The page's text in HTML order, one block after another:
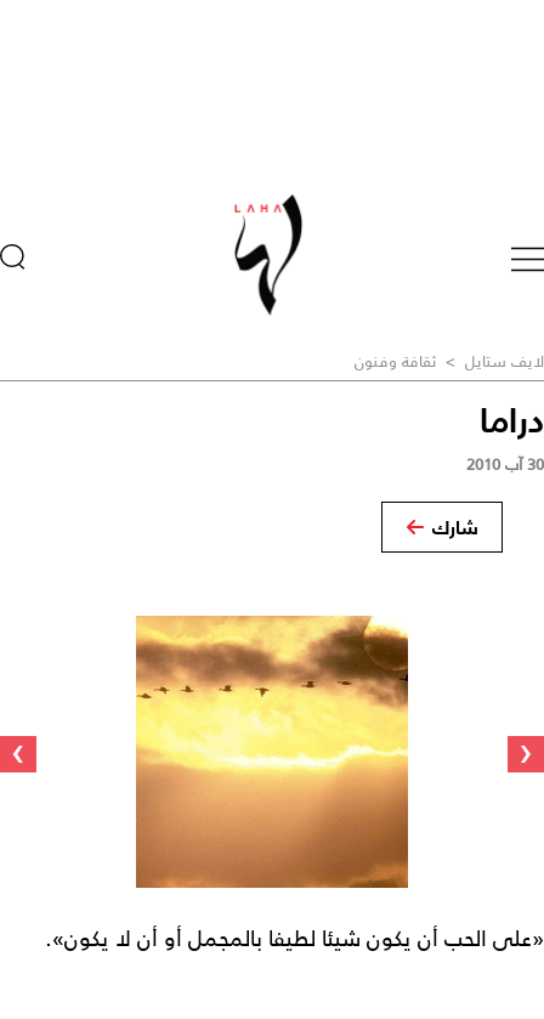
لايف ستايل > ثقافة وفنون
دراما
30 آب 2010
شارك
‹
›
«على الحب أن يكون شيئا لطيفا بالمجمل أو أن لا يكون».